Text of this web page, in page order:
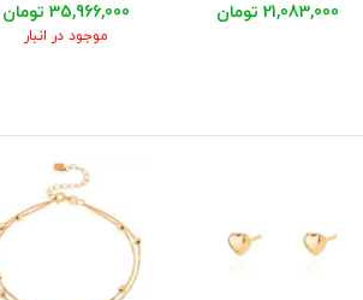
21,083,000 تومان 35,966,000 تومان
موجود در انبار